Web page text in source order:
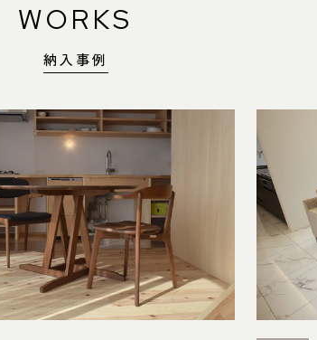
WORKS
納入事例